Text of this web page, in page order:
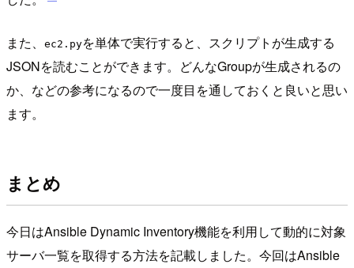
また、 ec2.pyを単体で実行すると、スクリプトが生成する
JSONを読むことができます。どんなGroupが生成されるの
か、などの参考になるので一度目を通しておくと良いと思い
ます。
まとめ
今日はAnsible Dynamic Inventory機能を利用して動的に対象
サーバ一覧を取得する方法を記載しました。今回はAnsible